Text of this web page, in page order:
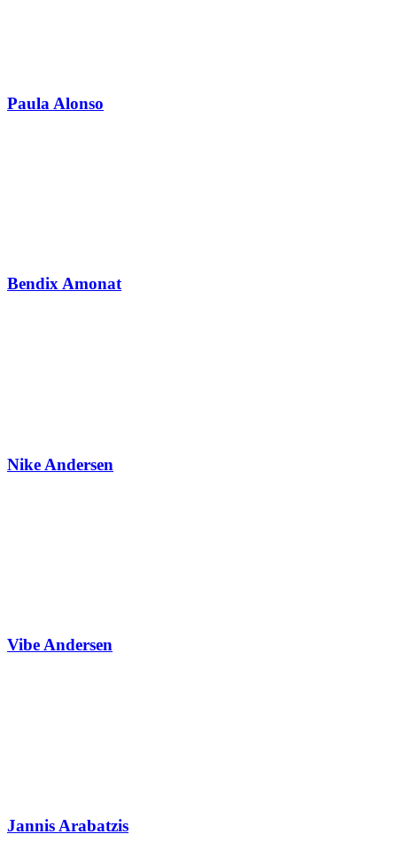
Paula Alonso
Bendix Amonat
Nike Andersen
Vibe Andersen
Jannis Arabatzis